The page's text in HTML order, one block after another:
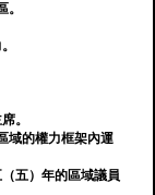
。
域的權力框架內運
五）年的區域議員